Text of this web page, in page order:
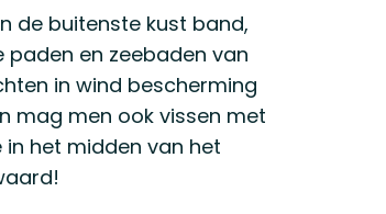
de buitenste kust band,
paden en zeebaden van
in wind bescherming
mag men ook vissen met
het midden van het